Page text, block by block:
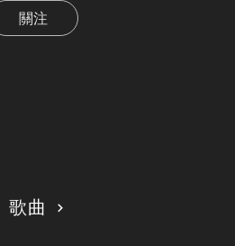
關注
歌曲